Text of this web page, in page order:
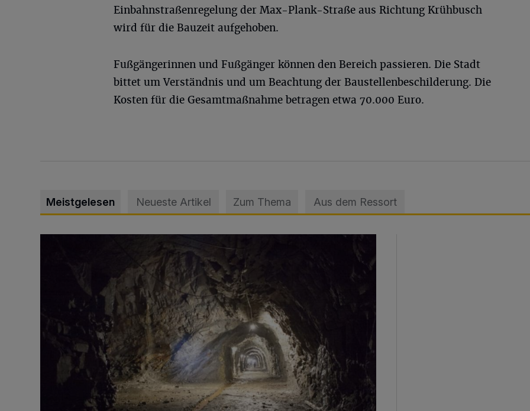
Einbahnstraßenregelung der Max-Plank-Straße aus Richtung Krühbusch
wird für die Bauzeit aufgehoben.
Fußgängerinnen und Fußgänger können den Bereich passieren. Die Stadt
bittet um Verständnis und um Beachtung der Baustellenbeschilderung. Die
Kosten für die Gesamtmaßnahme betragen etwa 70.000 Euro.
Meistgelesen Neueste Artikel Zum Thema Aus dem Ressort